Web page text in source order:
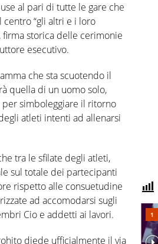
al pari di tutte le gare che
centro “gli altri e i loro
, firma storica delle cerimonie
esecutivo.
che sta scuotendo il
quella di un uomo solo,
simboleggiare il ritorno
atleti intenti ad allenarsi
tra le sfilate degli atleti,
sul totale dei partecipanti
rispetto alle consuetudine
ad accomodarsi sugli
Cio e addetti ai lavori.
diede ufficialmente il via